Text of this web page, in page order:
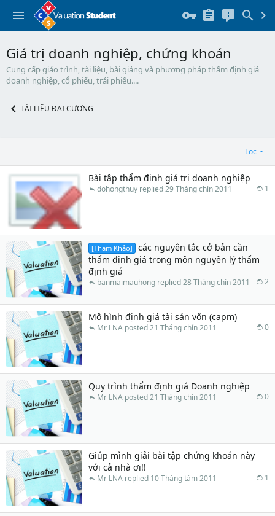
Giá trị doanh nghiệp, chứng khoán
Cung cấp giáo trình, tài liệu, bài giảng và phương pháp thẩm định giá
doanh nghiệp, cổ phiếu, trái phiếu....
TÀI LIỆU ĐẠI CƯƠNG
Lọc
Bài tập thẩm định giá trị doanh nghiệp
1
29 Tháng chín 2011
dohongthuy
[Tham Khảo]
các nguyên tắc cở bản cần
thẩm định giá trong môn nguyên lý thẩm
định giá
2
28 Tháng chín 2011
banmaimauhong
Mô hình định giá tài sản vốn (capm)
0
21 Tháng chín 2011
Mr LNA
Quy trình thẩm định giá Doanh nghiệp
0
21 Tháng chín 2011
Mr LNA
Giúp mình giải bài tập chứng khoán này
với cả nhà ơi!!
1
10 Tháng tám 2011
Mr LNA